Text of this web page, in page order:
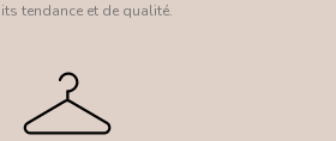
tendance et de qualité.